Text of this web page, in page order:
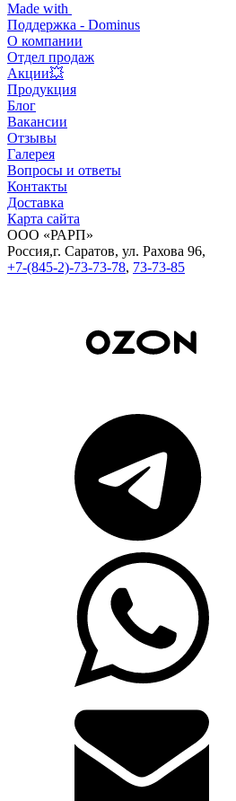
Made with
Поддержка - Dominus
О компании
Отдел продаж
Акции💥
Продукция
Блог
Вакансии
Отзывы
Галерея
Вопросы и ответы
Контакты
Доставка
Карта сайта
ООО «РАРП»
Россия,г. Саратов, ул. Рахова 96,
+7-(845-2)-73-73-78, 73-73-85